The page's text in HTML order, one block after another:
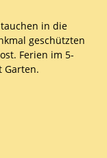
in die
geschützten
Ferien im 5-
Garten.